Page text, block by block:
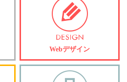
Webデザイン